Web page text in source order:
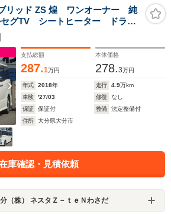
リッド ZS 煌 ワンオーナー 純
グTV シートヒーター ドラレ
両側電動スライドドア
支払総額
287.1万円
本体価格
278.3万円
年式 2018年 走行 4.9万km
車検
'27/03 修復
なし
保証
保証付 整備
法定整備付
住所
大分県大分市
庫確認・見積依頼
（株） ネスタＺ－ｔｅＮわさだ